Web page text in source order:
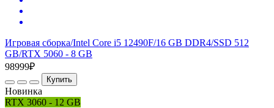
Игровая сборка/Intel Core i5 12490F/16 GB DDR4/SSD 512
GB/RTX 5060 - 8 GB
98999₽
Купить
Новинка
RTX 3060 - 12 GB